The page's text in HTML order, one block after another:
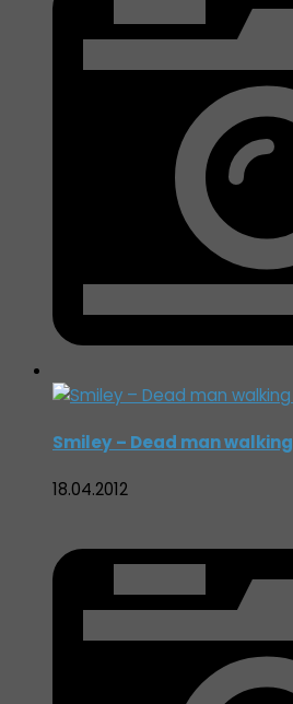
Smiley – Dead man walking
18.04.2012